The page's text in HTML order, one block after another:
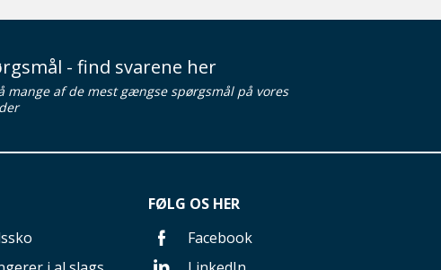
- find svarene her
mange af de mest gængse spørgsmål på vores
FØLG OS HER
Facebook